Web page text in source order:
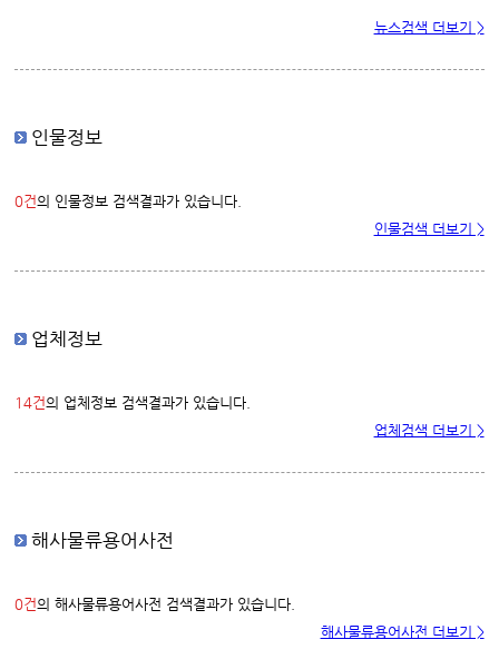
뉴스검색 더보기 >
인물정보
0건 의 인물정보 검색결과가 있습니다.
인물검색 더보기 >
업체정보
14건 의 업체정보 검색결과가 있습니다.
업체검색 더보기 >
해사물류용어사전
0건 의 해사물류용어사전 검색결과가 있습니다.
해사물류용어사전 더보기 >